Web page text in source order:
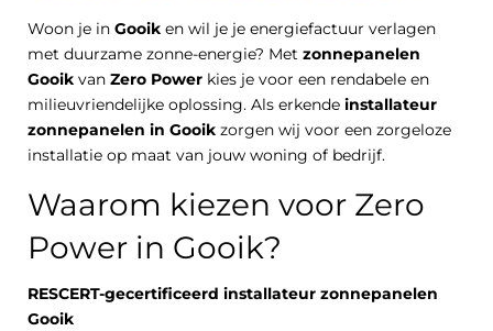
Woon je in Gooik en wil je je energiefactuur verlagen
met duurzame zonne-energie? Met zonnepanelen
Gooik van Zero Power kies je voor een rendabele en
milieuvriendelijke oplossing. Als erkende installateur
zonnepanelen in Gooik zorgen wij voor een zorgeloze
installatie op maat van jouw woning of bedrijf.
Waarom kiezen voor Zero
Power in Gooik?
RESCERT-gecertificeerd installateur zonnepanelen
Gooik